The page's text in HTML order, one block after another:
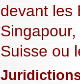
devant les
Suisse ou